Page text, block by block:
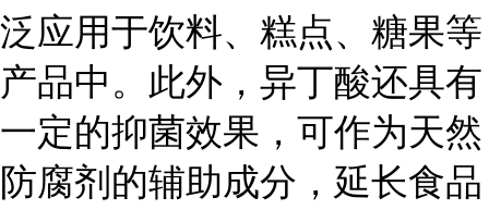
泛应用于饮料、糕点、糖果等
产品中。此外，异丁酸还具有
一定的抑菌效果，可作为天然
防腐剂的辅助成分，延长食品